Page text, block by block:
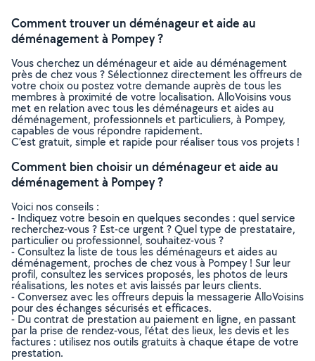
Comment trouver un déménageur et aide au
déménagement à Pompey ?
Vous cherchez un déménageur et aide au déménagement
près de chez vous ? Sélectionnez directement les offreurs de
votre choix ou postez votre demande auprès de tous les
membres à proximité de votre localisation. AlloVoisins vous
met en relation avec tous les déménageurs et aides au
déménagement, professionnels et particuliers, à Pompey,
capables de vous répondre rapidement.
C’est gratuit, simple et rapide pour réaliser tous vos projets !
Comment bien choisir un déménageur et aide au
déménagement à Pompey ?
Voici nos conseils :
- Indiquez votre besoin en quelques secondes : quel service
recherchez-vous ? Est-ce urgent ? Quel type de prestataire,
particulier ou professionnel, souhaitez-vous ?
- Consultez la liste de tous les déménageurs et aides au
déménagement, proches de chez vous à Pompey ! Sur leur
profil, consultez les services proposés, les photos de leurs
réalisations, les notes et avis laissés par leurs clients.
- Conversez avec les offreurs depuis la messagerie AlloVoisins
pour des échanges sécurisés et efficaces.
- Du contrat de prestation au paiement en ligne, en passant
par la prise de rendez-vous, l’état des lieux, les devis et les
factures : utilisez nos outils gratuits à chaque étape de votre
prestation.